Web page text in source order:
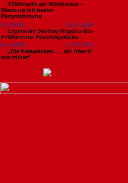
STARnacht am Wörthersee –
Warm-up mit bester
Partystimmung
Nr. 18761
13.07.2026
Legendäre Sautrog-Regatta des
Feldkirchner Faschingsklubs
Nr. 18759
13.07.2026
„Die Karawanken . . . ein Abend
wie früher“